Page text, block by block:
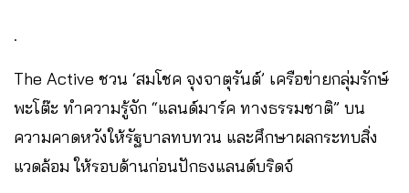
.
The Active ชวน ‘สมโชค จุงจาตุรันต์’ เครือข่ายกลุ่มรักษ์
พะโต๊ะ ทำความรู้จัก “แลนด์มาร์ค ทางธรรมชาติ” บน
ความคาดหวังให้รัฐบาลทบทวน และศึกษาผลกระทบสิ่ง
แวดล้อม ให้รอบด้านก่อนปักธงแลนด์บริดจ์